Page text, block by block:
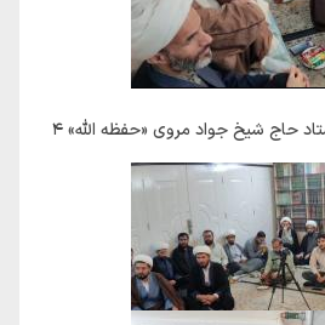
حاج شیخ جواد مروی «حفظه الله» 4